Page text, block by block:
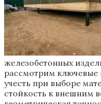
железобетонных
рассмотрим ключевые
учесть при выборе
стойкость к внешним